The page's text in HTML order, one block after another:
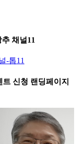
채널11
신청 랜딩페이지